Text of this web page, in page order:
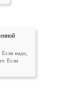
надо,
Если